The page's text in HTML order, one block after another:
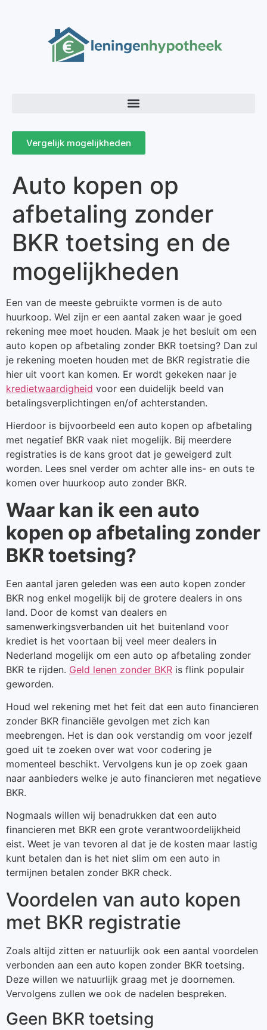
Vergelijk mogelijkheden
Auto kopen op
afbetaling zonder
BKR toetsing en de
mogelijkheden
Een van de meeste gebruikte vormen is de auto
huurkoop. Wel zijn er een aantal zaken waar je goed
rekening mee moet houden. Maak je het besluit om een
auto kopen op afbetaling zonder BKR toetsing? Dan zul
je rekening moeten houden met de BKR registratie die
hier uit voort kan komen. Er wordt gekeken naar je
kredietwaardigheid voor een duidelijk beeld van
betalingsverplichtingen en/of achterstanden.
Hierdoor is bijvoorbeeld een auto kopen op afbetaling
met negatief BKR vaak niet mogelijk. Bij meerdere
registraties is de kans groot dat je geweigerd zult
worden. Lees snel verder om achter alle ins- en outs te
komen over huurkoop auto zonder BKR.
Waar kan ik een auto
kopen op afbetaling zonder
BKR toetsing?
Een aantal jaren geleden was een auto kopen zonder
BKR nog enkel mogelijk bij de grotere dealers in ons
land. Door de komst van dealers en
samenwerkingsverbanden uit het buitenland voor
krediet is het voortaan bij veel meer dealers in
Nederland mogelijk om een auto op afbetaling zonder
BKR te rijden. Geld lenen zonder BKR is flink populair
geworden.
Houd wel rekening met het feit dat een auto financieren
zonder BKR financiële gevolgen met zich kan
meebrengen. Het is dan ook verstandig om voor jezelf
goed uit te zoeken over wat voor codering je
momenteel beschikt. Vervolgens kun je op zoek gaan
naar aanbieders welke je auto financieren met negatieve
BKR.
Nogmaals willen wij benadrukken dat een auto
financieren met BKR een grote verantwoordelijkheid
eist. Weet je van tevoren al dat je de kosten maar lastig
kunt betalen dan is het niet slim om een auto in
termijnen betalen zonder BKR check.
Voordelen van auto kopen
met BKR registratie
Zoals altijd zitten er natuurlijk ook een aantal voordelen
verbonden aan een auto kopen zonder BKR toetsing.
Deze willen we natuurlijk graag met je doornemen.
Vervolgens zullen we ook de nadelen bespreken.
Geen BKR toetsing